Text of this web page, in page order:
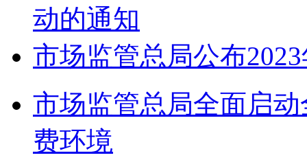
动的通知
市场监管总局公布
市场监管总局全面启
费环境